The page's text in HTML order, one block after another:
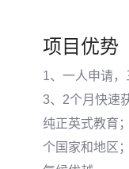
项目优势
1、一人申请
3、2个月快速
纯正英式教育
个国家和地区